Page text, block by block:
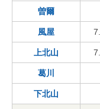
曽爾
風屋
上北山
葛川
下北山